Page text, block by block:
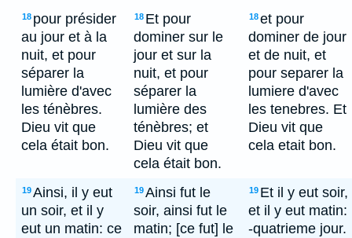
18 pour présider
au jour et à la
nuit, et pour
séparer la
lumière d'avec
les ténèbres.
Dieu vit que
cela était bon.
18 Et pour
dominer sur le
jour et sur la
nuit, et pour
séparer la
lumière des
ténèbres; et
Dieu vit que
cela était bon.
18et pour
dominer de jour
et de nuit, et
pour separer la
lumiere d'avec
les tenebres. Et
Dieu vit que
cela etait bon.
19Ainsi, il y eut
un soir, et il y
eut un matin: ce
19Ainsi fut le
soir, ainsi fut le
matin; [ce fut] le
19 Et il y eut soir,
et il y eut matin:
-quatrieme jour.